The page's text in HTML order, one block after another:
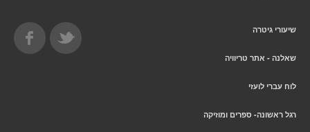
שיעורי גיטרה
שאלנה - אתר טריוויה
לוח עברי לועזי
רגל ראשונה- ספרים ומוזיקה